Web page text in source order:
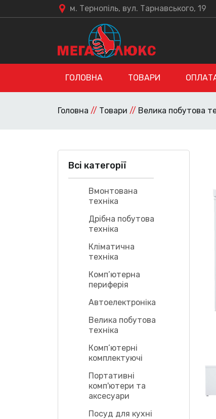
м. Тернопіль, вул. Тарнавського, 19
ГОЛОВНА ТОВАРИ
Головна // Товари // Велика побутова
Всі категорії
Вмонтована
техніка
Дрібна побутова
техніка
Кліматична
техніка
Комп’ютерна
периферія
Автоелектроніка
Велика побутова
техніка
Комп’ютерні
комплектуючі
Портативні
комп'ютери та
аксесуари
Посуд для кухні